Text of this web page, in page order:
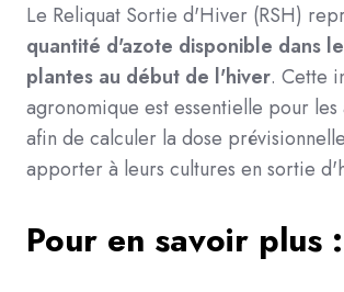
Le Reliquat Sortie d'Hiver (RSH)
quantité d'azote disponible dans
plantes au début de l'hiver. Cette
agronomique est essentielle pour
afin de calculer la dose
apporter à leurs cultures en sortie
Pour en savoir plus :